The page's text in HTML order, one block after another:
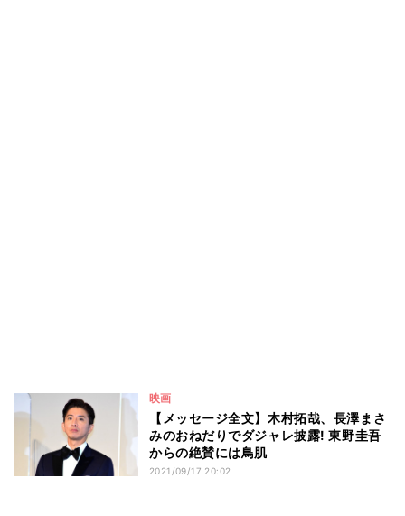
映画
【メッセージ全文】木村拓哉、長澤まさ
みのおねだりでダジャレ披露! 東野圭吾
からの絶賛には鳥肌
2021/09/17 20:02